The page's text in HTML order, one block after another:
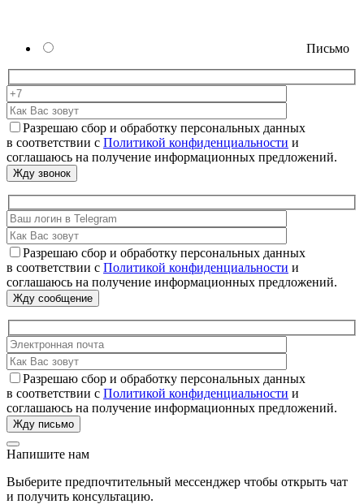
Письмо
Разрешаю сбор и обработку персональных данных
в соответствии с Политикой конфиденциальности и
соглашаюсь на получение информационных предложений.
Разрешаю сбор и обработку персональных данных
в соответствии с Политикой конфиденциальности и
соглашаюсь на получение информационных предложений.
Разрешаю сбор и обработку персональных данных
в соответствии с Политикой конфиденциальности и
соглашаюсь на получение информационных предложений.
Напишите нам
Выберите предпочтительный мессенджер чтобы открыть чат
и получить консультацию.